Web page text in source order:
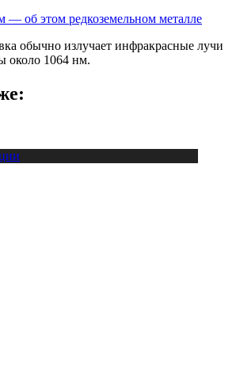
— об этом редкоземельном металле
обычно излучает инфракрасные лучи
около 1064 нм.